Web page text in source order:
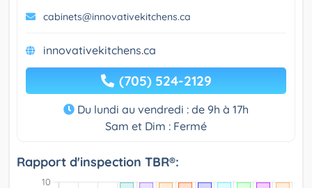
cabinets@innovativekitchens.ca
innovativekitchens.ca
(705) 524-2129
Du lundi au vendredi : de 9h à 17h
Sam et Dim : Fermé
Rapport d'inspection TBR®: